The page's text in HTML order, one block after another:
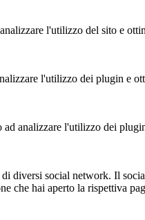
l'utilizzo del sito e
l'utilizzo dei plugin e
analizzare l'utilizzo dei
diversi social network. Il
che hai aperto la rispettiva